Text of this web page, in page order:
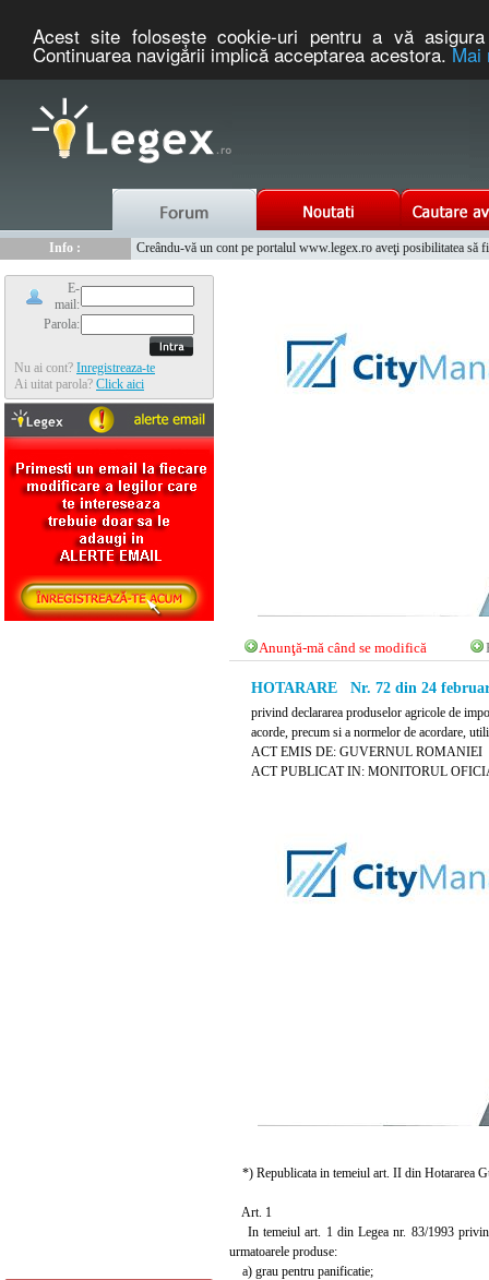
Acest site foloseşte cookie-uri pentru a vă
Continuarea navigării implică acceptarea acestora.Mai
Info :
www.tntauto.ro - Managementul Integrat al Parcului Auto
E-
mail:
Parola:
Nu ai cont? Inregistreaza-te
Ai uitat parola? Click aici
Anunţă-mă când se modifică
HOTARARE Nr. 72 din 24
privind declararea produselor agricole de
acorde, precum si a normelor de acordare,
ACT EMIS DE: GUVERNUL ROMANIEI
ACT PUBLICAT IN: MONITORUL
*) Republicata in temeiul art. II din Hotararea
Art. 1
In temeiul art. 1 din Legea nr. 83/1993
urmatoarele produse:
a) grau pentru panificatie;